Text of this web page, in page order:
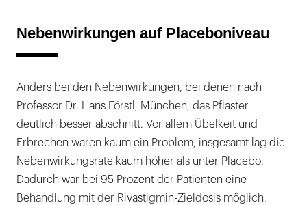
Nebenwirkungen auf Placeboniveau
Anders bei den Nebenwirkungen, bei denen nach
Professor Dr. Hans Förstl, München, das Pflaster
deutlich besser abschnitt. Vor allem Übelkeit und
Erbrechen waren kaum ein Problem, insgesamt lag die
Nebenwirkungsrate kaum höher als unter Placebo.
Dadurch war bei 95 Prozent der Patienten eine
Behandlung mit der Rivastigmin-Zieldosis möglich.